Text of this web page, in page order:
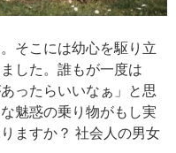
そこには幼心を駆り立
した。誰もが一度は
ったらいいなぁ」と思
魅惑の乗り物がもし実
ますか？ 社会人の男女